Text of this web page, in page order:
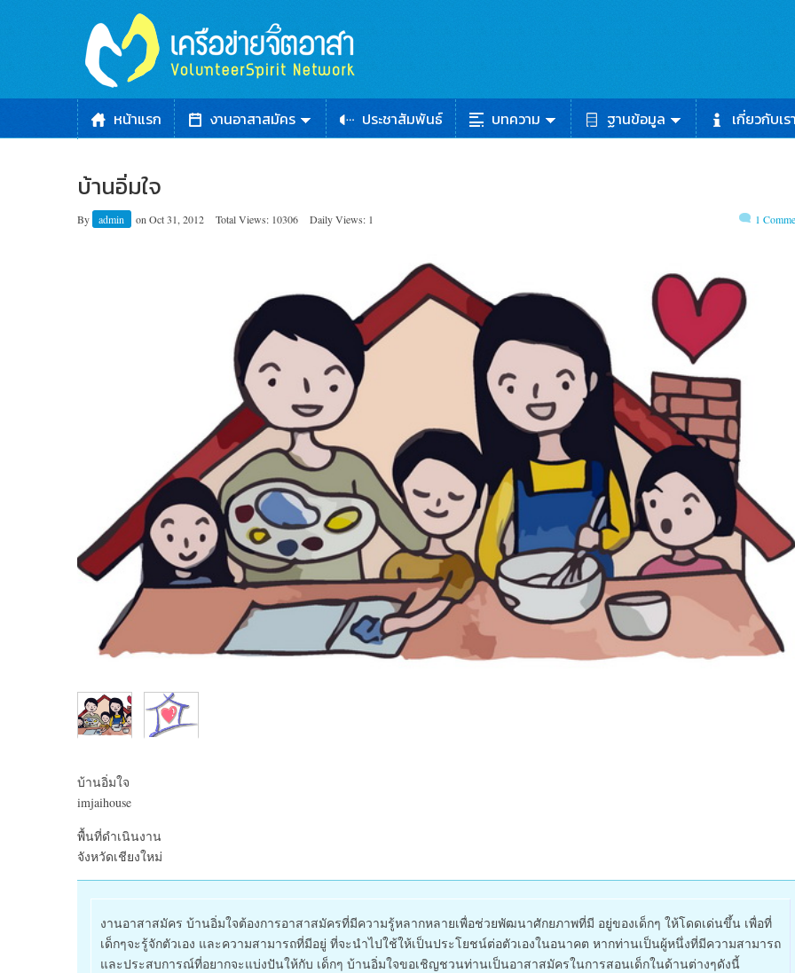
หน้าแรก งานอาสาสมัคร ประชาสัมพันธ์ บทความ ฐานข้อมูล เกี่ยวกับเร
บ้านอิ่มใจ
By admin on Oct 31, 2012 Total Views: 10306 Daily Views: 1 1
บ้านอิ่มใจ
imjaihouse
พื้นที่ดำเนินงาน
จังหวัดเชียงใหม่
งานอาสาสมัคร บ้านอิ่มใจต้องการอาสาสมัครที่มีความรู้หลากหลายเพื่อช่วยพัฒนาศักยภาพที่มี อยู่ของเด็กๆ ให้โดดเด่นขึ้น เพื่อที่
เด็กๆจะรู้จักตัวเอง และความสามารถที่มีอยู่ ที่จะนำไปใช้ให้เป็นประโยชน์ต่อตัวเองในอนาคต หากท่านเป็นผู้หนึ่งที่มีความสามารถ
และประสบการณ์ที่อยากจะแบ่งปันให้กับ เด็กๆ บ้านอิ่มใจขอเชิญชวนท่านเป็นอาสาสมัครในการสอนเด็กในด้านต่างๆดังนี้